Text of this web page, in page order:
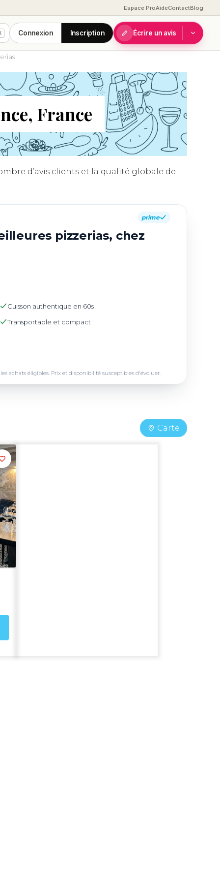
Espace ProAideContactBlog
Connexion Inscription Écrire un avis
France
d’avis clients et la qualité globale de
prime
pizzerias, chez
Cuisson authentique en 60s
Transportable et compact
achats éligibles. Prix et disponibilité susceptibles d'évoluer.
Carte